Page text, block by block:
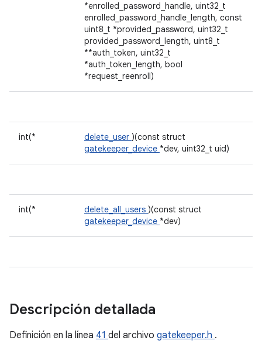
*enrolled_password_handle, uint32_t
enrolled_password_handle_length, const
uint8_t *provided_password, uint32_t
provided_password_length, uint8_t
**auth_token, uint32_t
*auth_token_length, bool
*request_reenroll)
int(* delete_user )(const struct
gatekeeper_device *dev, uint32_t uid)
int(* delete_all_users )(const struct
gatekeeper_device *dev)
Descripción detallada
Definición en la línea 41 del archivo gatekeeper.h .